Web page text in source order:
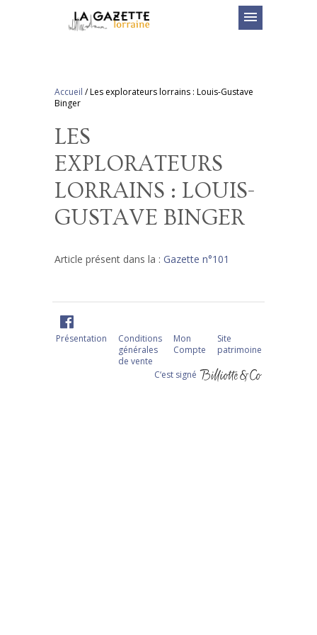
menu
Accueil /Les explorateurs lorrains : Louis-Gustave
Binger
LES
EXPLORATEURS
LORRAINS : LOUIS-
GUSTAVE BINGER
Article présent dans la : Gazette n°101
Présentation
Conditions
générales
de vente
Mon
Compte
Site
patrimoine
C‘est signé